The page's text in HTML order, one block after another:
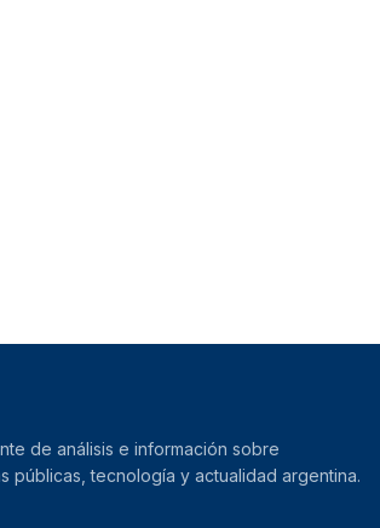
de análisis e información sobre
públicas, tecnología y actualidad argentina.